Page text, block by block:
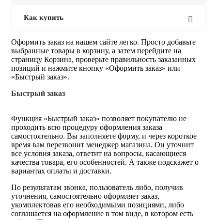
Как купить
Оформить заказ на нашем сайте легко. Просто добавьте
выбранные товары в корзину, а затем перейдите на
страницу Корзина, проверьте правильность заказанных
позиций и нажмите кнопку «Оформить заказ» или
«Быстрый заказ».
Быстрый заказ
Функция «Быстрый заказ» позволяет покупателю не
проходить всю процедуру оформления заказа
самостоятельно. Вы заполняете форму, и через короткое
время вам перезвонит менеджер магазина. Он уточнит
все условия заказа, ответит на вопросы, касающиеся
качества товара, его особенностей. А также подскажет о
вариантах оплаты и доставки.
По результатам звонка, пользователь либо, получив
уточнения, самостоятельно оформляет заказ,
укомплектовав его необходимыми позициями, либо
соглашается на оформление в том виде, в котором есть